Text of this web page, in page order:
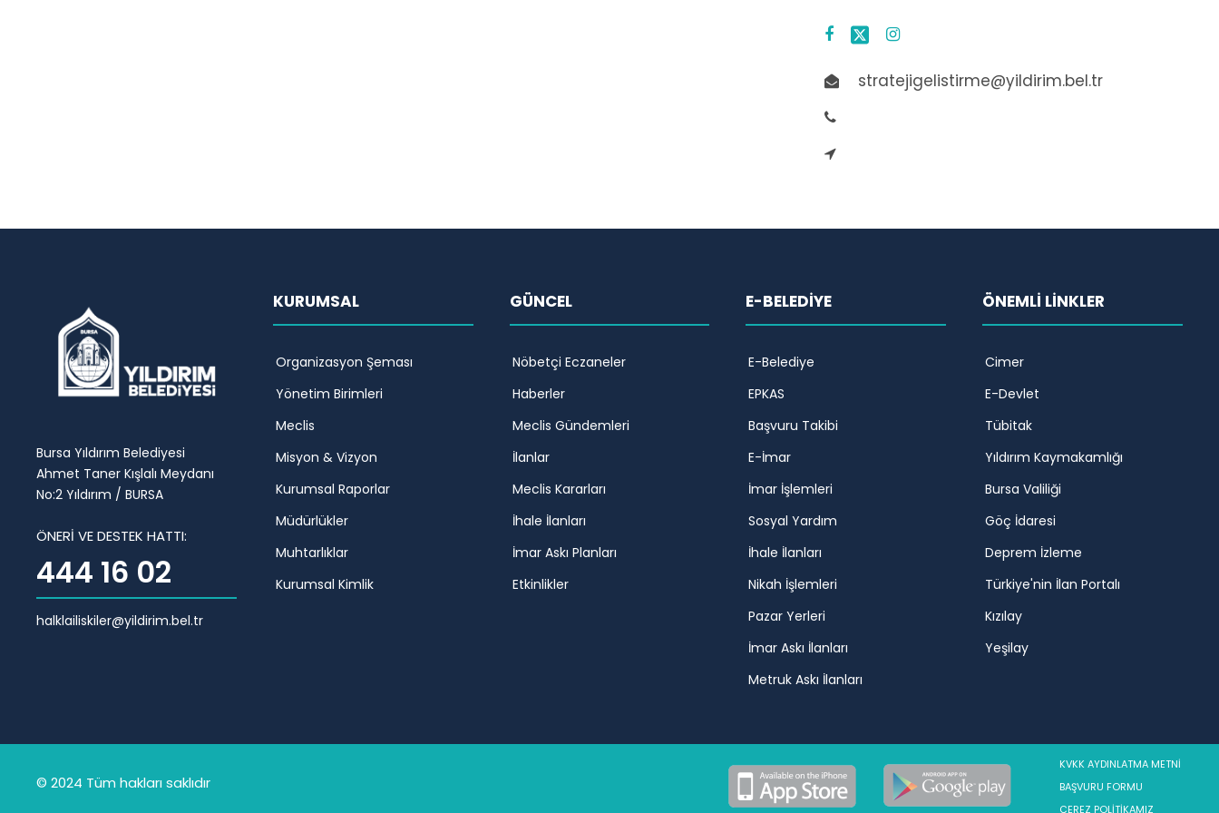
stratejigelistirme@yildirim.bel.tr
Bursa Yıldırım Belediyesi
Ahmet Taner Kışlalı Meydanı
No:2 Yıldırım / BURSA
ÖNERİ VE DESTEK HATTI:
444 16 02
halklailiskiler@yildirim.bel.tr
KURUMSAL
Organizasyon Şeması
Yönetim Birimleri
Meclis
Misyon & Vizyon
Kurumsal Raporlar
Müdürlükler
Muhtarlıklar
Kurumsal Kimlik
GÜNCEL
Nöbetçi Eczaneler
Haberler
Meclis Gündemleri
İlanlar
Meclis Kararları
İhale İlanları
İmar Askı Planları
Etkinlikler
E-BELEDİYE
E-Belediye
EPKAS
Başvuru Takibi
E-İmar
İmar İşlemleri
Sosyal Yardım
İhale İlanları
Nikah İşlemleri
Pazar Yerleri
İmar Askı İlanları
Metruk Askı İlanları
ÖNEMLİ LİNKLER
Cimer
E-Devlet
Tübitak
Yıldırım Kaymakamlığı
Bursa Valiliği
Göç İdaresi
Deprem İzleme
Türkiye'nin İlan Portalı
Kızılay
Yeşilay
© 2024 Tüm hakları saklıdır
KVKK AYDINLATMA METNİ
BAŞVURU FORMU
ÇEREZ POLİTİKAMIZ